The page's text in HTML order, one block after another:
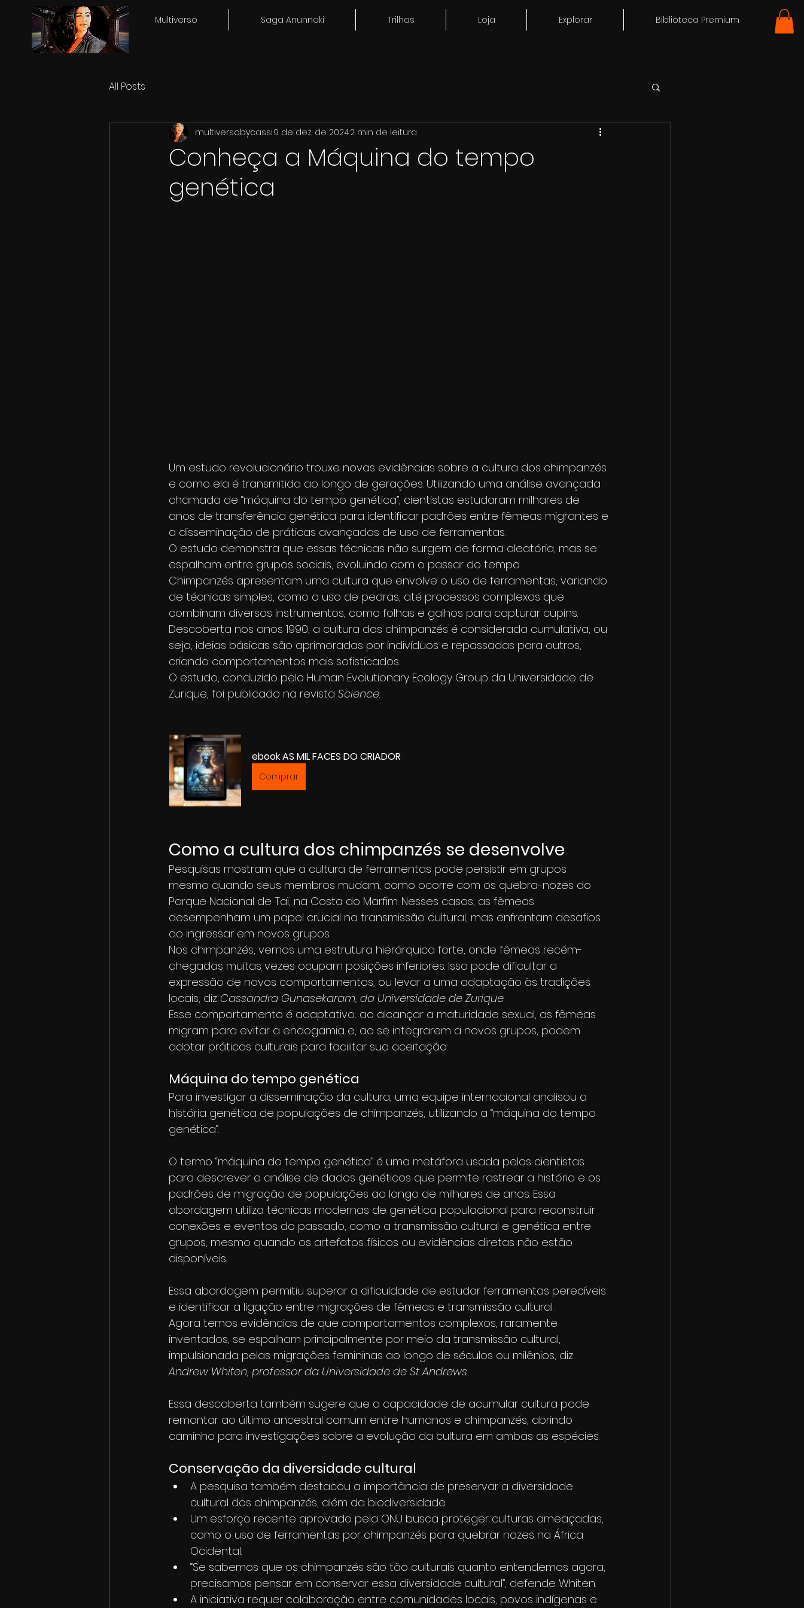
Multiverso Saga Anunnaki Trilhas Loja Explorar Biblioteca Premium
All Posts
Conheça a Máquina do tempo
genética
multiversobycassi9 de dez. de 20242 min de leitura
Um estudo revolucionário trouxe novas evidências sobre a cultura dos chimpanzés
e como ela é transmitida ao longo de gerações. Utilizando uma análise avançada
chamada de “máquina do tempo genética”, cientistas estudaram milhares de
anos de transferência genética para identificar padrões entre fêmeas migrantes e
a disseminação de práticas avançadas de uso de ferramentas.
O estudo demonstra que essas técnicas não surgem de forma aleatória, mas se
espalham entre grupos sociais, evoluindo com o passar do tempo.
Chimpanzés apresentam uma cultura que envolve o uso de ferramentas, variando
de técnicas simples, como o uso de pedras, até processos complexos que
combinam diversos instrumentos, como folhas e galhos para capturar cupins.
Descoberta nos anos 1990, a cultura dos chimpanzés é considerada cumulativa, ou
seja, ideias básicas são aprimoradas por indivíduos e repassadas para outros,
criando comportamentos mais sofisticados.
O estudo, conduzido pelo Human Evolutionary Ecology Group da Universidade de
Zurique, foi publicado na revista Science.
ebook AS MIL FACES DO CRIADOR
Comprar
Como a cultura dos chimpanzés se desenvolve
Pesquisas mostram que a cultura de ferramentas pode persistir em grupos
mesmo quando seus membros mudam, como ocorre com os quebra-nozes do
Parque Nacional de Taï, na Costa do Marfim. Nesses casos, as fêmeas
desempenham um papel crucial na transmissão cultural, mas enfrentam desafios
ao ingressar em novos grupos.
Nos chimpanzés, vemos uma estrutura hierárquica forte, onde fêmeas recém-
chegadas muitas vezes ocupam posições inferiores. Isso pode dificultar a
expressão de novos comportamentos, ou levar a uma adaptação às tradições
locais, diz Cassandra Gunasekaram, da Universidade de Zurique
Esse comportamento é adaptativo: ao alcançar a maturidade sexual, as fêmeas
migram para evitar a endogamia e, ao se integrarem a novos grupos, podem
adotar práticas culturais para facilitar sua aceitação.
Máquina do tempo genética
Para investigar a disseminação da cultura, uma equipe internacional analisou a
história genética de populações de chimpanzés, utilizando a “máquina do tempo
genética”.
O termo “máquina do tempo genética” é uma metáfora usada pelos cientistas
para descrever a análise de dados genéticos que permite rastrear a história e os
padrões de migração de populações ao longo de milhares de anos. Essa
abordagem utiliza técnicas modernas de genética populacional para reconstruir
conexões e eventos do passado, como a transmissão cultural e genética entre
grupos, mesmo quando os artefatos físicos ou evidências diretas não estão
disponíveis.
Essa abordagem permitiu superar a dificuldade de estudar ferramentas perecíveis
e identificar a ligação entre migrações de fêmeas e transmissão cultural.
Agora temos evidências de que comportamentos complexos, raramente
inventados, se espalham principalmente por meio da transmissão cultural,
impulsionada pelas migrações femininas ao longo de séculos ou milênios, diz:
Andrew Whiten, professor da Universidade de St Andrews
Essa descoberta também sugere que a capacidade de acumular cultura pode
remontar ao último ancestral comum entre humanos e chimpanzés, abrindo
caminho para investigações sobre a evolução da cultura em ambas as espécies.
Conservação da diversidade cultural
A pesquisa também destacou a importância de preservar a diversidade
cultural dos chimpanzés, além da biodiversidade.
Um esforço recente aprovado pela ONU busca proteger culturas ameaçadas,
como o uso de ferramentas por chimpanzés para quebrar nozes na África
Ocidental.
“Se sabemos que os chimpanzés são tão culturais quanto entendemos agora,
precisamos pensar em conservar essa diversidade cultural”, defende Whiten.
A iniciativa requer colaboração entre comunidades locais, povos indígenas e